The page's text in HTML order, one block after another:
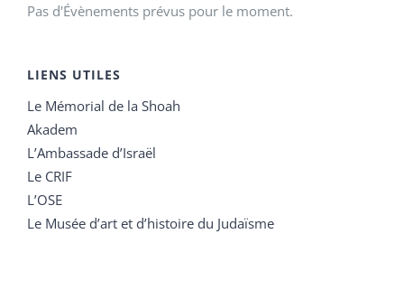
Pas d'Évènements prévus pour le moment.
LIENS UTILES
Le Mémorial de la Shoah
Akadem
L’Ambassade d’Israël
Le CRIF
L’OSE
Le Musée d’art et d’histoire du Judaïsme